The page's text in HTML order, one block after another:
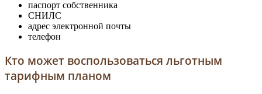
паспорт собственника
СНИЛС
адрес электронной почты
телефон
Кто может воспользоваться льготным
тарифным планом